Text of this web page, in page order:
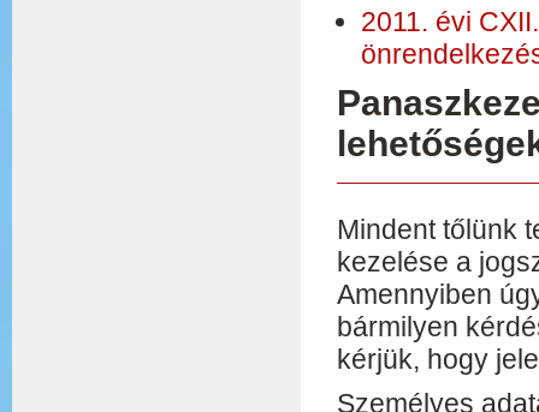
2011. évi
Mindent tőlünk
kezelése a
Amennyiben
bármilyen
kérjük, hogy
Személyes